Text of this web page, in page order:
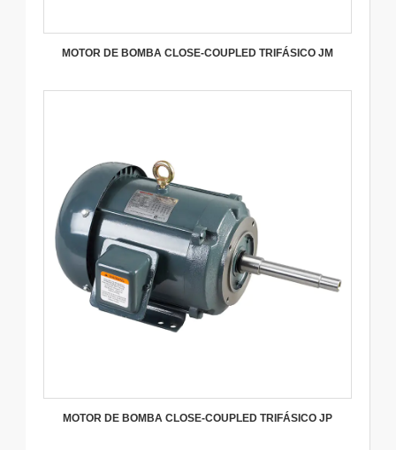
MOTOR DE BOMBA CLOSE-COUPLED TRIFÁSICO JM
MOTOR DE BOMBA CLOSE-COUPLED TRIFÁSICO JP